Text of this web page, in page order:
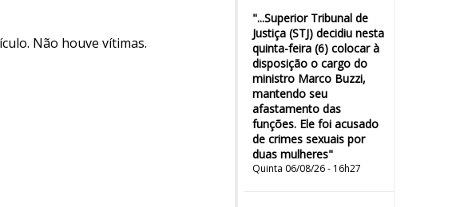
"...Superior Tribunal de
Justiça (STJ) decidiu nesta
quinta-feira (6) colocar à
disposição o cargo do
ministro Marco Buzzi,
mantendo seu
afastamento das
funções. Ele foi acusado
de crimes sexuais por
duas mulheres"
Quinta 06/08/26 - 16h27
Não houve vítimas.